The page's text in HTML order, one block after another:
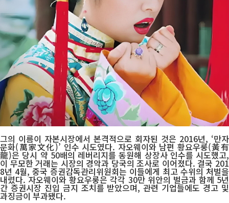
그의 이름이 자본시장에서 본격적으로 회자된 것은 2016년, ‘만자
문화(萬家文化)’ 인수 시도였다. 자오웨이와 남편 황요우룽(黃有
龍)은 당시 약 50배의 레버리지를 동원해 상장사 인수를 시도했고,
이 무모한 거래는 시장의 경악과 당국의 조사로 이어졌다. 결국 201
8년 4월, 중국 증권감독관리위원회는 이들에게 최고 수위의 처벌을
내렸다. 자오웨이와 황요우룽은 각각 30만 위안의 벌금과 함께 5년
간 증권시장 진입 금지 조치를 받았으며, 관련 기업들에도 경고 및
과징금이 부과됐다.